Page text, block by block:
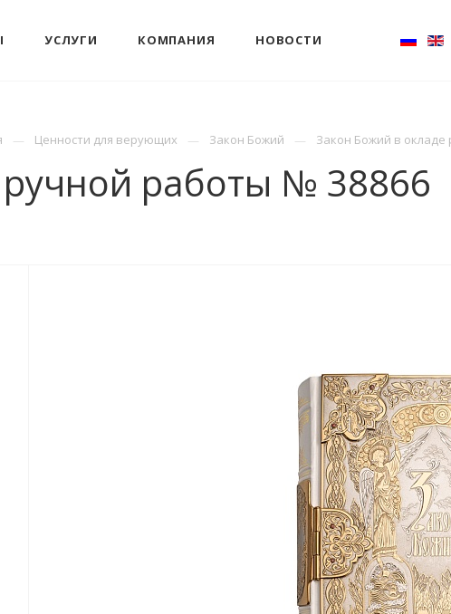
УСЛУГИ КОМПАНИЯ НОВОСТИ
Ценности для верующих Закон Божий Закон Божий в
работы № 38866